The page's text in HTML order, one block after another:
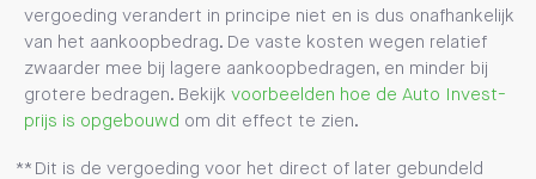
vergoeding verandert in principe niet en is dus onafhankelijk
van het aankoopbedrag. De vaste kosten wegen relatief
zwaarder mee bij lagere aankoopbedragen, en minder bij
grotere bedragen. Bekijkvoorbeelden hoe de Auto Invest-
prijs is opgebouwd om dit effect te zien.
Dit is de vergoeding voor het direct of later gebundeld